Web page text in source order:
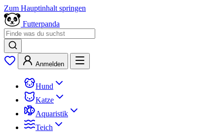
Zum Hauptinhalt springen
Futterpanda
Anmelden
Hund
Katze
Aquaristik
Teich